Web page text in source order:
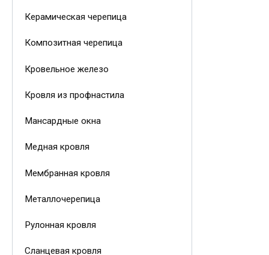
Керамическая черепица
Композитная черепица
Кровельное железо
Кровля из профнастила
Мансардные окна
Медная кровля
Мембранная кровля
Металлочерепица
Рулонная кровля
Сланцевая кровля